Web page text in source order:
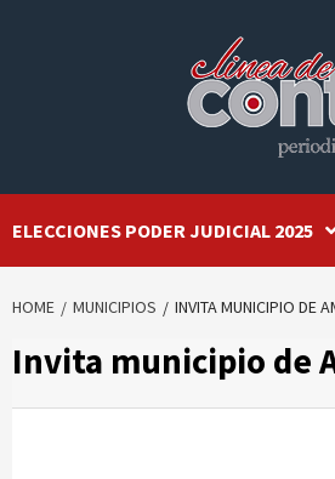
ELECCIONES PODER JUDICIAL 2025
HOME MUNICIPIOS INVITA MUNICIPIO DE
Invita municipio de